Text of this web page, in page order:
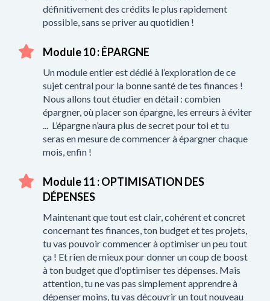
définitivement des crédits le plus rapidement
possible, sans se priver au quotidien !
Module 10 : ÉPARGNE
Un module entier est dédié à l’exploration de ce
sujet central pour la bonne santé de tes finances !
Nous allons tout étudier en détail : combien
épargner, où placer son épargne, les erreurs à éviter
... L’épargne n’aura plus de secret pour toi et tu
seras en mesure de commencer à épargner chaque
mois, enfin !
Module 11 : OPTIMISATION DES
DÉPENSES
Maintenant que tout est clair, cohérent et concret
concernant tes finances, ton budget et tes projets,
tu vas pouvoir commencer à optimiser un peu tout
ça ! Et rien de mieux pour donner un coup de boost
à ton budget que d'optimiser tes dépenses. Mais
attention, tu ne vas pas simplement apprendre à
dépenser moins, tu vas découvrir un tout nouveau